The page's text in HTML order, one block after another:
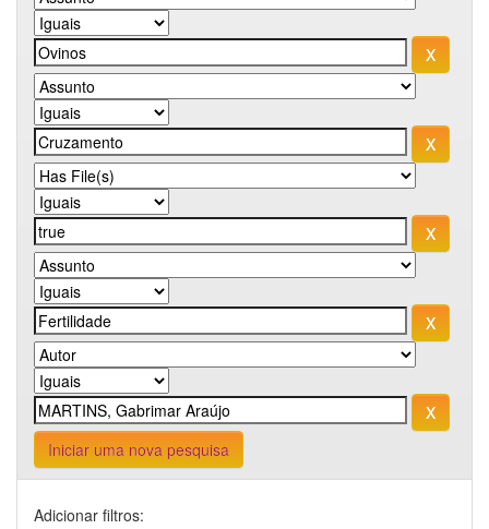
Iniciar uma nova pesquisa
Adicionar filtros: